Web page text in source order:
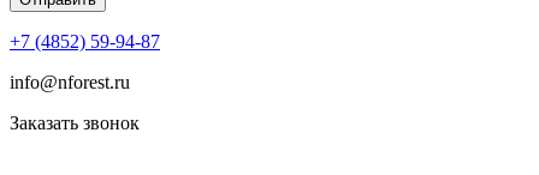
+7 (4852) 59-94-87
info@nforest.ru
Заказать звонок